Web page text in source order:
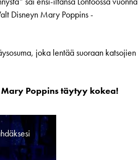
Disneyn Mary Poppins -
joka lentää suoraan katsojien
Poppins täytyy kokea!